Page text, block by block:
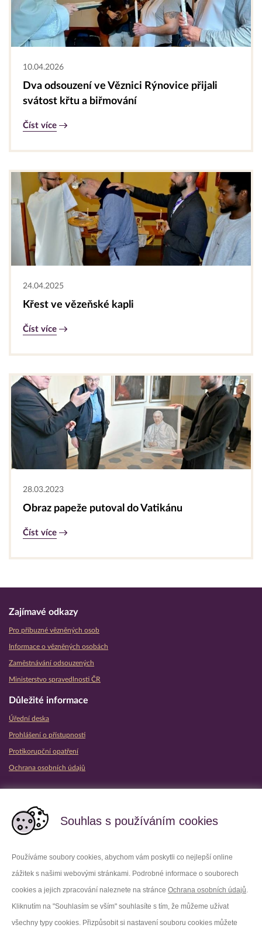
Souhlas s používáním cookies
Používáme soubory cookies, abychom vám poskytli co nejlepší online
zážitek s našimi webovými stránkami. Podrobné informace o souborech
cookies a jejich zpracování naleznete na stránce Ochrana osobních údajů.
Kliknutím na "Souhlasím se vším" souhlasíte s tím, že můžeme užívat
všechny typy cookies. Přizpůsobit si nastavení souboru cookies můžete
10.04.2026
Dva odsouzení ve Věznici Rýnovice přijali
svátost křtu a biřmování
Číst více
24.04.2025
Křest ve vězeňské kapli
Číst více
28.03.2023
Obraz papeže putoval do Vatikánu
Číst více
Zajímavé odkazy
Pro příbuzné vězněných osob
Informace o vězněných osobách
Zaměstnávání odsouzených
Ministerstvo spravedlnosti ČR
Důležité informace
Úřední deska
Prohlášení o přístupnosti
Protikorupční opatření
Ochrana osobních údajů
Facebook Youtube